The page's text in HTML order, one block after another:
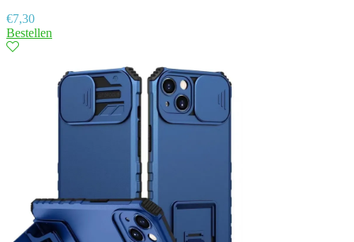
€7,30
Bestellen